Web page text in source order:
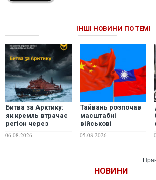
ІНШІ НОВИНИ ПО ТЕМІ
Битва за Арктику:
як кремль втрачає
регіон через
ГУР
06.08.2026
Тайвань розпочав
масштабні
військові
відпрацьовуючи дії
05.08.2026
НОВИНИ